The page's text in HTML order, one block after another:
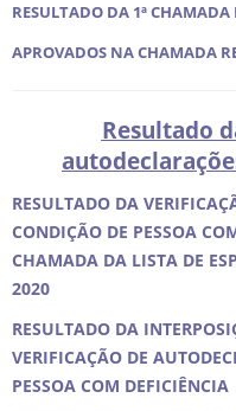
RESULTADO DA 1ª CHAMADA
APROVADOS NA CHAMADA
Resultado
RESULTADO DA
CONDIÇÃO DE PESSOA
CHAMADA DA LISTA DE
2020
RESULTADO DA
VERIFICAÇÃO DE
PESSOA COM DEFICIÊNCIA